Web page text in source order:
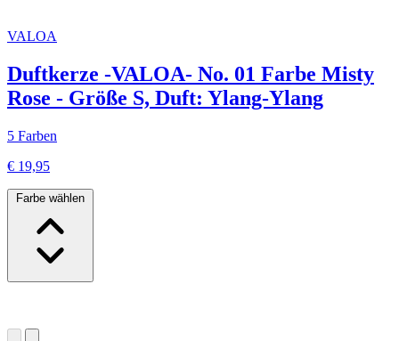
VALOA
Duftkerze -VALOA- No. 01 Farbe Misty
Rose - Größe S, Duft: Ylang-Ylang
5 Farben
€ 19,95
Farbe wählen